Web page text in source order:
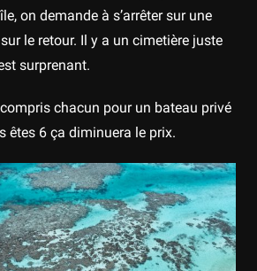
on demande à s’arrêter sur une
le retour. Il y a un cimetière juste
surprenant.
chacun pour un bateau privé
êtes 6 ça diminuera le prix.